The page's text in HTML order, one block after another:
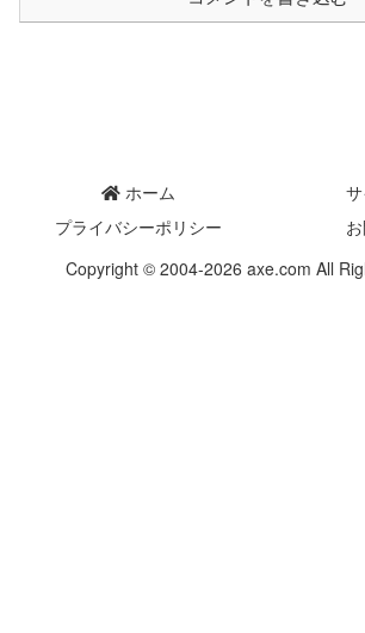
ホーム
プライバシーポリシー
Copyright © 2004-2026 axe.com All